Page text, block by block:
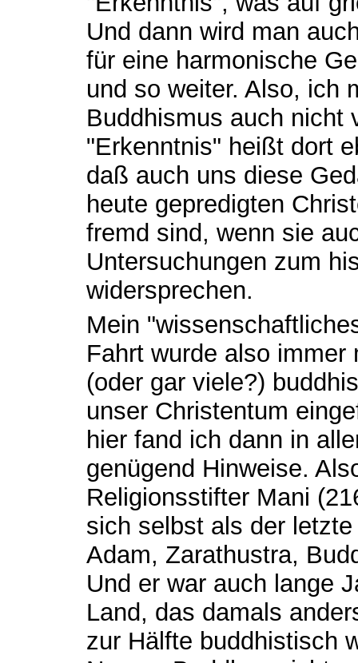
Und dann wird man
für eine harmonische
und so weiter. Also, ich
Buddhismus auch nicht
"Erkenntnis" heißt dort
daß auch uns diese
heute gepredigten
fremd sind, wenn sie
Untersuchungen zum
widersprechen.
Mein
Fahrt wurde also immer
(oder gar viele?)
unser Christentum
hier fand ich dann in
genügend Hinweise.
Religionsstifter Mani
sich selbst als der
Adam, Zarathustra,
Und er war auch lange
Land, das damals
zur Hälfte buddhistisch